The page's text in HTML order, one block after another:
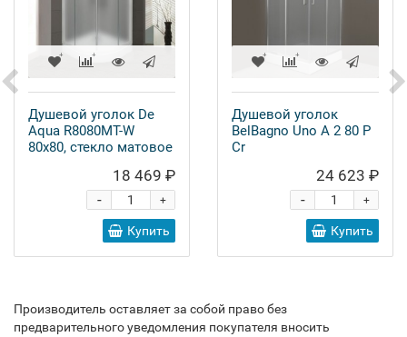
Душевой уголок De
Aqua R8080MT-W
80х80, стекло матовое
18 469 ₽
+
-
Купить
Душевой уголок
BelBagno Uno A 2 80 P
Cr
24 623 ₽
+
-
Купить
Производитель оставляет за собой право без
предварительного уведомления покупателя вносить